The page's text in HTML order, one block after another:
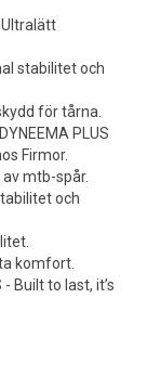
Ultralätt
stabilitet och
för tårna.
PLUS
Firmor.
av mtb-spår.
och
komfort.
- Built to last, it’s